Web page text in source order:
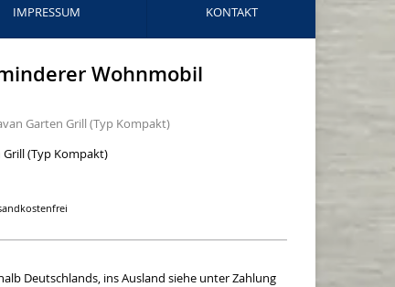
IMPRESSUM KONTAKT
Wohnmobil
Garten Grill (Typ Kompakt)
Grill (Typ Kompakt)
Deutschlands, ins Ausland siehe unter Zahlung